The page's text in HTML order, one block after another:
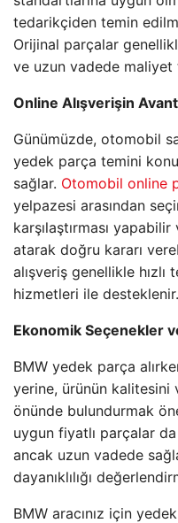
tedarikçiden temin
Orijinal parçalar
ve uzun vadede
Online Alışverişin
Günümüzde, otomobil
yedek parça temini
sağlar. Otomobil online
yelpazesi arasından
karşılaştırması
atarak doğru kararı
alışveriş genellikle
hizmetleri ile desteklenir.
Ekonomik Seçenekler
BMW yedek parça
yerine, ürünün kalitesini
önünde bulundurmak
uygun fiyatlı parçalar
ancak uzun vadede
dayanıklılığı
BMW aracınız için